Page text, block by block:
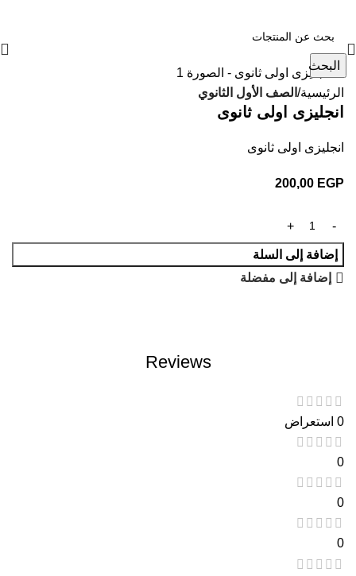
البحث
الرئيسية الصف الأول الثانوي
انجليزى اولى ثانوى
انجليزى اولى ثانوى
200,00 EGP
إضافة إلى السلة
إضافة إلى مفضلة
Reviews
0 استعراض
0
0
0